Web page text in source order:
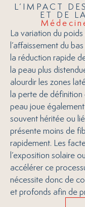
L’IMPACT
ET DE
La variation du
l’affaissement du
la réduction rapide
la peau plus
alourdir les zones
la perte de définition
peau joue
souvent héritée ou
présente moins de
rapidement. Les
l’exposition solaire
accélérer ce
nécessite donc de
et profonds afin de